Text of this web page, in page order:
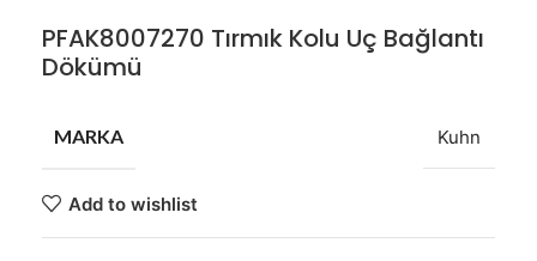
PFAK8007270 Tırmık Kolu Uç Bağlantı
Dökümü
MARKA Kuhn
Add to wishlist